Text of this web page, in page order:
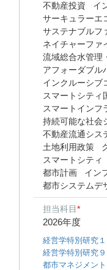
不動産投資
イ
サーキュラーエ
サステナブルフ
ネイチャーファ
流域総合水管理
アフォーダブル
インクルーシブ
スマートシティ
スマートインフ
持続可能な社会
不動産流通シス
土地利用政策
スマートシティ
都市計画
イン
都市システムデ
担当科目*
2026年度
経営学特別研究１
経営学特別研究９
都市マネジメント